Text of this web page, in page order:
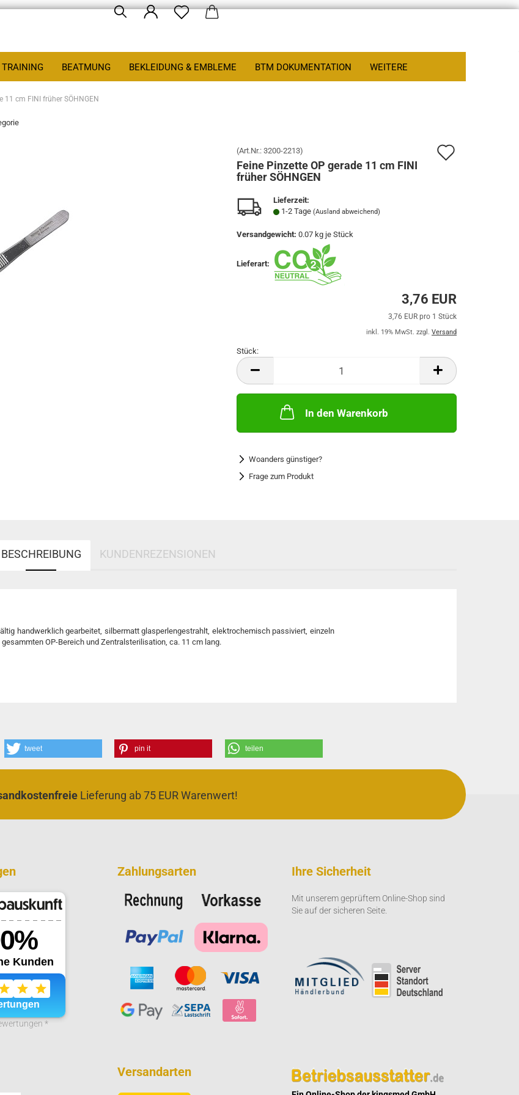
BEATMUNG BEKLEIDUNG & EMBLEME BTM DOKUMENTATION WEITERE
11 cm FINI früher SÖHNGEN
(Art.Nr.: 3200-2213)
Feine Pinzette OP gerade 11 cm FINI
früher SÖHNGEN
Lieferzeit:
1-2 Tage (Ausland abweichend)
Versandgewicht: 0.07 kg je Stück
Lieferart:
3,76 EUR
3,76 EUR pro 1 Stück
inkl. 19% MwSt. zzgl. Versand
Stück:
Stück
In den Warenkorb
Woanders günstiger?
Frage zum Produkt
BESCHREIBUNG KUNDENREZENSIONEN
handwerklich gearbeitet, silbermatt glasperlengestrahlt, elektrochemisch passiviert, einzeln
OP-Bereich und Zentralsterilisation, ca. 11 cm lang.
tweet pin it teilen
Lieferung ab 75 EUR Warenwert!
*
Zahlungsarten Ihre Sicherheit
Mit unserem geprüftem Online-Shop sind
Sie auf der sicheren Seite.
Versandarten